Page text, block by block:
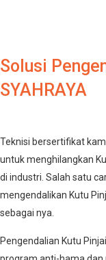
Solusi
SYAHRAYA
Teknisi bersertifikat
untuk menghilangkan
di industri. Salah satu
mengendalikan Kutu
sebagai nya.
Pengendalian Kutu